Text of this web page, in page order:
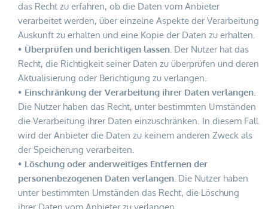
das Recht zu erfahren, ob die Daten vom Anbieter
verarbeitet werden, über einzelne Aspekte der Verarbeitung
Auskunft zu erhalten und eine Kopie der Daten zu erhalten.
Überprüfen und berichtigen lassen. Der Nutzer hat das
Recht, die Richtigkeit seiner Daten zu überprüfen und deren
Aktualisierung oder Berichtigung zu verlangen.
Einschränkung der Verarbeitung ihrer Daten verlangen.
Die Nutzer haben das Recht, unter bestimmten Umständen
die Verarbeitung ihrer Daten einzuschränken. In diesem Fall
wird der Anbieter die Daten zu keinem anderen Zweck als
der Speicherung verarbeiten.
Löschung oder anderweitiges Entfernen der
personenbezogenen Daten verlangen. Die Nutzer haben
unter bestimmten Umständen das Recht, die Löschung